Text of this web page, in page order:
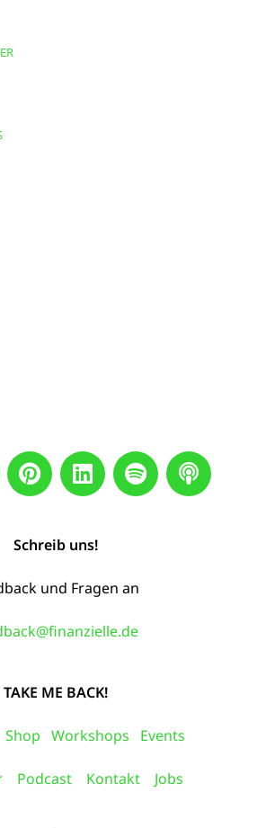
Schreib uns!
und Fragen an
TAKE ME BACK!
Shop Workshops Events
Podcast Kontakt Jobs